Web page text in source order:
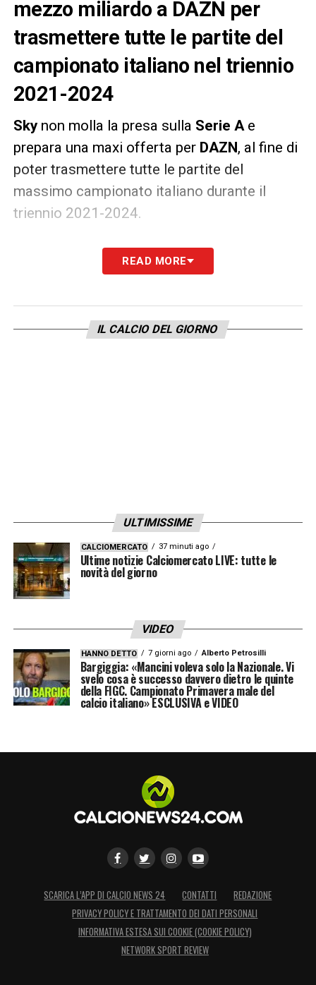
mezzo miliardo a DAZN per
trasmettere tutte le partite del
campionato italiano nel triennio
2021-2024
Sky non molla la presa sulla Serie A e
prepara una maxi offerta per DAZN, al fine di
poter trasmettere tutte le partite del
massimo campionato italiano durante il
triennio 2021-2024.
Come riportato daIl Sole 24 Ore
al momento detiene i diritti tv per sole tre
all’anno a DAZN.
READ MORE
IL CALCIO DEL GIORNO
ULTIMISSIME
CALCIOMERCATO 37 minuti ago
Ultime notizie Calciomercato LIVE: tutte le
novità del giorno
VIDEO
HANNO DETTO 7 giorni ago Alberto Petrosilli
Bargiggia: «Mancini voleva solo la Nazionale. Vi
svelo cosa è successo davvero dietro le quinte
della FIGC. Campionato Primavera male del
calcio italiano» ESCLUSIVA e VIDEO
SCARICA L’APP DI CALCIO NEWS 24 CONTATTI
REDAZIONE
PRIVACY POLICY E TRATTAMENTO DEI DATI PERSONALI
INFORMATIVA ESTESA SUI COOKIE (COOKIE POLICY)
NETWORK SPORT REVIEW